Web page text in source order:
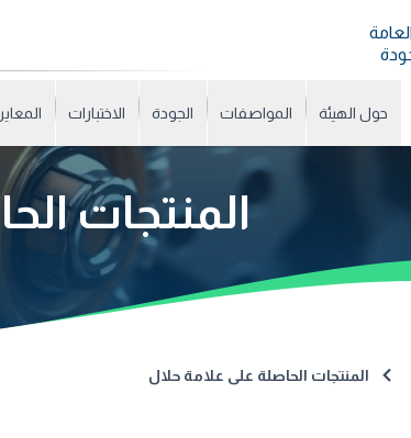
حول الهيئة المواصفات الجودة الاختبارات
المنتجات
المنتجات الحاصلة على علامة حلال